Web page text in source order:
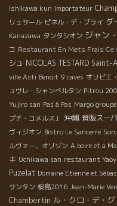
Ishikawa kun Importateur
リュサール ピネル・デ・ブライ ダ
Kanazawa タンタシオン ジャン
コ Restaurant En Mets Frais Ce
シュ NICOLAS TESTARD Saint-
ville Asti Benoit 9 caves オリビエ
ュヴレ・シャンべルタン Pitrou
Yujiro san Pas à Pas Margo groupe
プチ・コメルス」
沖縄 質販スー
ヴィジオン Bistro Le Sancerre
ルヴォー、オリゾン A boire et a
キ Uchikawa san restaurant
Puzelat Domaine Etienne et
サンタン 桜島2016 Jean-Marie
Chambertin ル・クロ・デ・グ